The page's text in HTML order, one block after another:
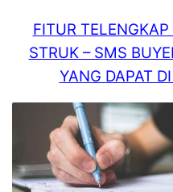
FITUR
STRUK – SMS
YANG DAPAT